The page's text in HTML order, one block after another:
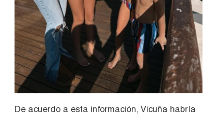
De acuerdo a esta información, Vicuña habría